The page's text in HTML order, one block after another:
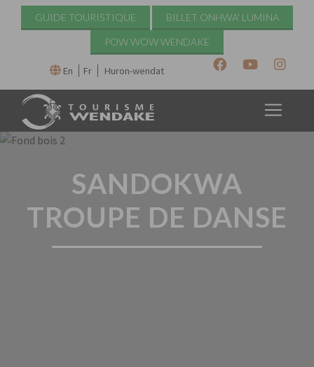
GUIDE TOURISTIQUE BILLET ONHWA' LUMINA
POW WOW WENDAKE
En Fr Huron-wendat
SANDOKWA
TROUPE DE DANSE